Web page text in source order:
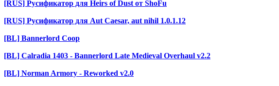
[RUS] Русификатор для Heirs of Dust от ShoFu
[RUS] Русификатор для Aut Caesar, aut nihil 1.0.1.12
[BL] Bannerlord Coop
[BL] Calradia 1403 - Bannerlord Late Medieval Overhaul v2.2
[BL] Norman Armory - Reworked v2.0